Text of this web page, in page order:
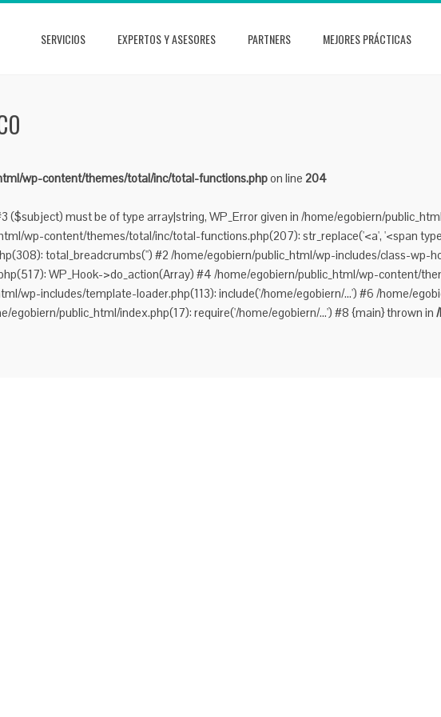
SERVICIOS EXPERTOS Y ASESORES PARTNERS MEJORES PRÁCTICAS
wp-content/themes/total/inc/total-functions.phpon line 204
($subject) must be of type array|string, WP_Error given in /home/egobiern/
wp-content/themes/total/inc/total-functions.php(207): str_replace('<a', '<span
total_breadcrumbs('') #2 /home/egobiern/public_html/wp-includes/class-wp-
WP_Hook->do_action(Array) #4 /home/egobiern/public_html/wp-content/
wp-includes/template-loader.php(113): include('/home/egobiern/...') #6 /home/
egobiern/public_html/index.php(17): require('/home/egobiern/...') #8 {main} thrown in